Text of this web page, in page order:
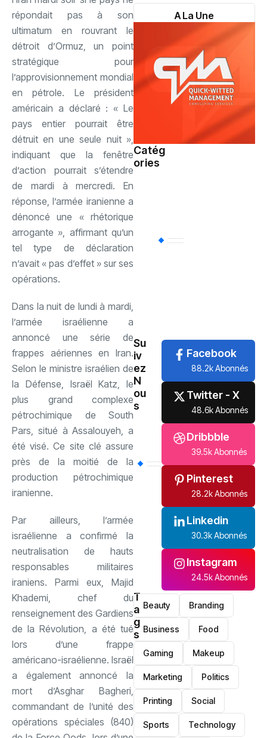
répondait pas à son
ultimatum en rouvrant le
détroit d’Ormuz, un point
stratégique pour
l’approvisionnement mondial
en pétrole. Le président
américain a déclaré : « Le
pays entier pourrait être
détruit en une seule nuit »,
indiquant que la fenêtre
d’action pourrait s’étendre
de mardi à mercredi. En
réponse, l’armée iranienne a
dénoncé une « rhétorique
arrogante », affirmant qu’un
tel type de déclaration
n’avait « pas d’effet » sur ses
opérations.
Dans la nuit de lundi à mardi,
l’armée israélienne a
annoncé une série de
frappes aériennes en Iran.
Selon le ministre israélien de
la Défense, Israël Katz, le
plus grand complexe
pétrochimique de South
Pars, situé à Assalouyeh, a
été visé. Ce site clé assure
près de la moitié de la
production pétrochimique
iranienne.
Par ailleurs, l’armée
israélienne a confirmé la
neutralisation de hauts
responsables militaires
iraniens. Parmi eux, Majid
Khademi, chef du
renseignement des Gardiens
de la Révolution, a été tué
lors d’une frappe
américano-israélienne. Israël
a également annoncé la
mort d’Asghar Bagheri,
commandant de l’unité des
opérations spéciales (840)
A La Une
Catég
ories
Su
iv
ez
N
ou
s
Facebook
88.2k Abonnés
Twitter - X
48.6k Abonnés
Dribbble
39.5k Abonnés
Pinterest
28.2k Abonnés
Linkedin
30.3k Abonnés
Instagram
24.5k Abonnés
T
a
g
s
Beauty Branding
Business Food
Gaming Makeup
Marketing Politics
Printing Social
Sports Technology